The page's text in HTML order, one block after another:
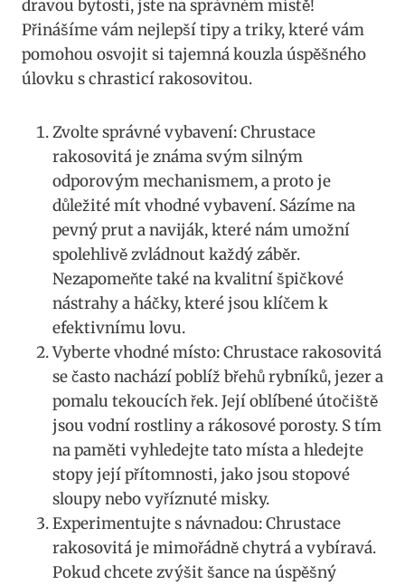
dravou bytostí, jste na správném místě!
Přinášíme vám nejlepší tipy a triky, které vám
pomohou osvojit si tajemná kouzla úspěšného⁢
úlovku s chrasticí⁢ rakosovitou.
Zvolte správné vybavení: Chrustace
rakosovitá je⁣ známa svým silným
odporovým mechanismem, a proto je⁣
důležité mít vhodné vybavení. Sázíme ⁢na
pevný ⁣prut a naviják, které nám umožní
spolehlivě zvládnout každý záběr.
Nezapomeňte také ​na kvalitní špičkové
nástrahy a háčky, které jsou ​klíčem k
efektivnímu lovu.
Vyberte ‍vhodné​ místo: Chrustace ‌rakosovitá
se často nachází poblíž břehů rybníků, jezer a
pomalu tekoucích řek. Její oblíbené útočiště
jsou vodní rostliny ⁣a rákosové porosty. S tím
na​ paměti vyhledejte tato místa a hledejte
stopy její přítomnosti, jako jsou stopové
sloupy nebo vyříznuté misky.
Experimentujte ⁣s návnadou: Chrustace
rakosovitá‍ je mimořádně chytrá a vybíravá.
Pokud chcete zvýšit šance na​ úspěšný